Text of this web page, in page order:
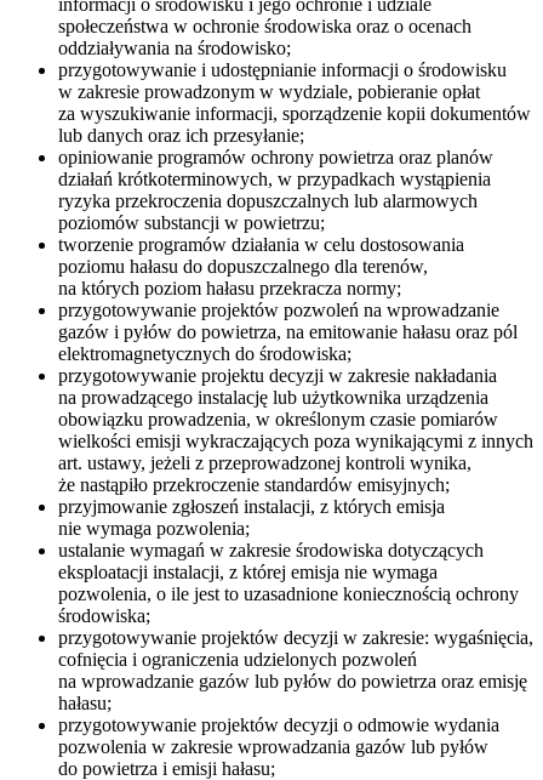
społeczeństwa w ochronie środowiska oraz o ocenach
oddziaływania na środowisko;
przygotowywanie i udostępnianie informacji o środowisku
w zakresie prowadzonym w wydziale, pobieranie opłat
za wyszukiwanie informacji, sporządzenie kopii dokumentów
lub danych oraz ich przesyłanie;
opiniowanie programów ochrony powietrza oraz planów
działań krótkoterminowych, w przypadkach wystąpienia
ryzyka przekroczenia dopuszczalnych lub alarmowych
poziomów substancji w powietrzu;
tworzenie programów działania w celu dostosowania
poziomu hałasu do dopuszczalnego dla terenów,
na których poziom hałasu przekracza normy;
przygotowywanie projektów pozwoleń na wprowadzanie
gazów i pyłów do powietrza, na emitowanie hałasu oraz pól
elektromagnetycznych do środowiska;
przygotowywanie projektu decyzji w zakresie nakładania
na prowadzącego instalację lub użytkownika urządzenia
obowiązku prowadzenia, w określonym czasie pomiarów
wielkości emisji wykraczających poza wynikającymi z innych
art. ustawy, jeżeli z przeprowadzonej kontroli wynika,
że nastąpiło przekroczenie standardów emisyjnych;
przyjmowanie zgłoszeń instalacji, z których emisja
nie wymaga pozwolenia;
ustalanie wymagań w zakresie środowiska dotyczących
eksploatacji instalacji, z której emisja nie wymaga
pozwolenia, o ile jest to uzasadnione koniecznością ochrony
środowiska;
przygotowywanie projektów decyzji w zakresie: wygaśnięcia,
cofnięcia i ograniczenia udzielonych pozwoleń
na wprowadzanie gazów lub pyłów do powietrza oraz emisję
hałasu;
przygotowywanie projektów decyzji o odmowie wydania
pozwolenia w zakresie wprowadzania gazów lub pyłów
do powietrza i emisji hałasu;